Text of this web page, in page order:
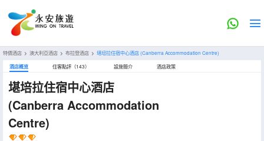
特價酒店 > 澳大利亞酒店 > 布拉登酒店 > 堪培拉住宿中心酒店(Canberra Accommodation Centre)
酒店概览 住客點評（143） 設施簡介 酒店政策
堪培拉住宿中心酒店
(Canberra Accommodation
Centre)